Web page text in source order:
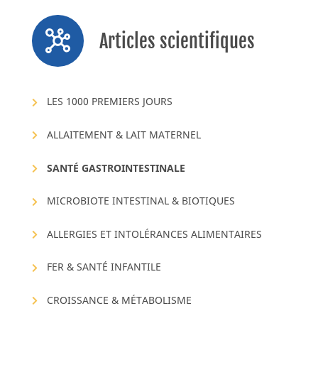
Articles scientifiques
LES 1000 PREMIERS JOURS
ALLAITEMENT & LAIT MATERNEL
SANTÉ GASTROINTESTINALE
MICROBIOTE INTESTINAL & BIOTIQUES
ALLERGIES ET INTOLÉRANCES ALIMENTAIRES
FER & SANTÉ INFANTILE
CROISSANCE & MÉTABOLISME